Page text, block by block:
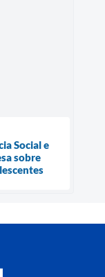
Social e
sobre